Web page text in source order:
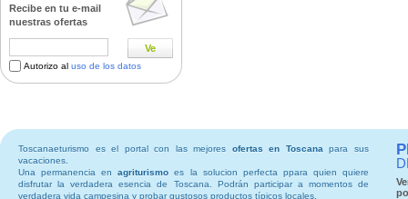
Recibe en tu e-mail
nuestras ofertas
Ve
Autorizo al uso de los datos
Toscanaeturismo es el portal con las mejores ofertas en Toscana para sus
vacaciones.
Una permanencia enagriturismo es la solucion perfecta ppara quien quiere
disfrutar la verdadera esencia de Toscana. Podrán participar a momentos de
verdadera vida campesina y probar gustosos productos típicos locales.